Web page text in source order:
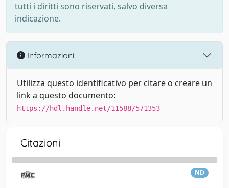
tutti i diritti sono riservati, salvo diversa
indicazione.
Informazioni
Utilizza questo identificativo per citare o creare un
link a questo documento:
https://hdl.handle.net/11588/571353
Citazioni
ND